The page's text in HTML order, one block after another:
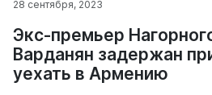
28 сентября, 2023
Экс-премьер
Варданян задержан
уехать в Армению